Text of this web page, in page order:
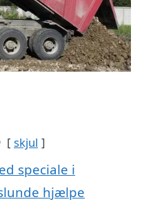
skjul
speciale i
hjælpe